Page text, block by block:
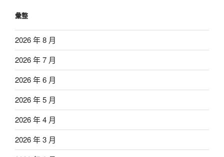
彙整
2026 年 8 月
2026 年 7 月
2026 年 6 月
2026 年 5 月
2026 年 4 月
2026 年 3 月